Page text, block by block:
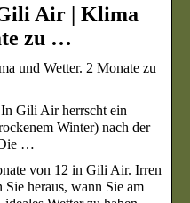
Air | Klima
zu …
und Wetter. 2 Monate zu
Gili Air herrscht ein
Winter) nach der
…
von 12 in Gili Air. Irren
heraus, wann Sie am